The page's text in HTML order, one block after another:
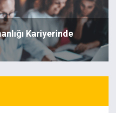
Kariyerinde